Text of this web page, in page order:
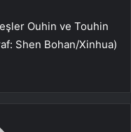
Ouhin ve Touhin
Shen Bohan/Xinhua)